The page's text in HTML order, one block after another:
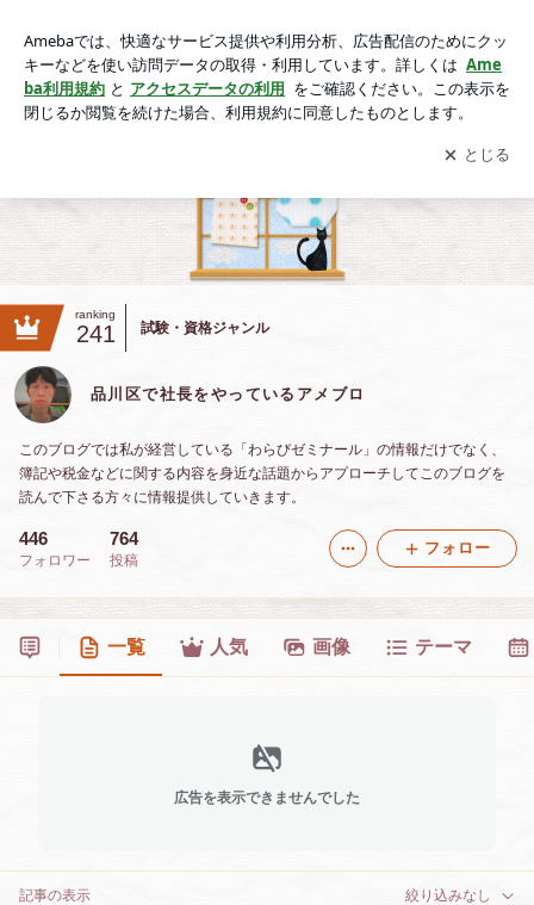
アプリをダウンロードして ブログの更新通知
を受け取りまし
ょう。
開く
ranking
241 試験・資格ジャンル
品川区で社長をやっているアメブロ
このブログでは私が経営している「わらびゼミナール」の情報だけでなく、
簿記や税金などに関する内容を身近な話題からアプローチしてこのブログを
読んで下さる方々に情報提供していきます。
446
フォロワー
764
投稿
フォロー
一覧 人気 画像 テーマ
広告を表示できませんでした
記事の表示 絞り込みなし